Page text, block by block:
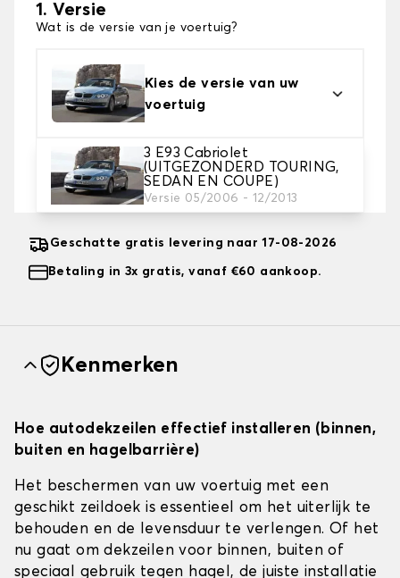
1. Versie
Wat is de versie van je voertuig?
Kies de versie van uw
voertuig
3 E93 Cabriolet
(UITGEZONDERD TOURING,
SEDAN EN COUPE)
Versie 05/2006 - 12/2013
2. Beschermingsniveau
Kies de juiste beschermhoes voor uw behoeftes
Geschatte gratis levering naar 17-08-2026
Betaling in 3x gratis, vanaf €60 aankoop.
Kenmerken
Hoe autodekzeilen effectief installeren (binnen,
buiten en hagelbarrière)
Het beschermen van uw voertuig met een
geschikt zeildoek is essentieel om het uiterlijk te
behouden en de levensduur te verlengen. Of het
nu gaat om dekzeilen voor binnen, buiten of
speciaal gebruik tegen hagel, de juiste installatie